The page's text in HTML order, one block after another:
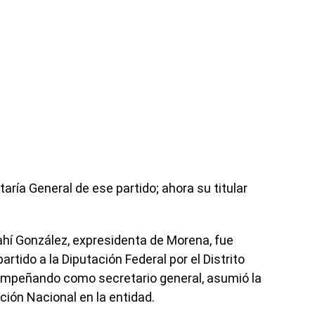
General de ese partido; ahora su titular
González, expresidenta de Morena, fue
a la Diputación Federal por el Distrito
como secretario general, asumió la
Nacional en la entidad.